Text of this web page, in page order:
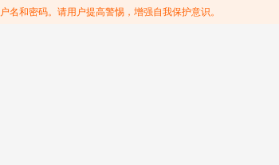
和密码。请用户提高警惕，增强自我保护意识。